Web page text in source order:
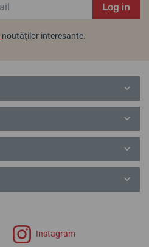
Log in
noutăților interesante.
Instagram